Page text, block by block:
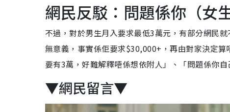
網民反駁：問題係你（女
不過，對於男生月入要求最低3萬元，有部分網民
無意義，事實係佢要求$30,000+，再由對家決定
要有3萬，好難解釋唔係想依附人」、「問題係你
▼網民留言▼